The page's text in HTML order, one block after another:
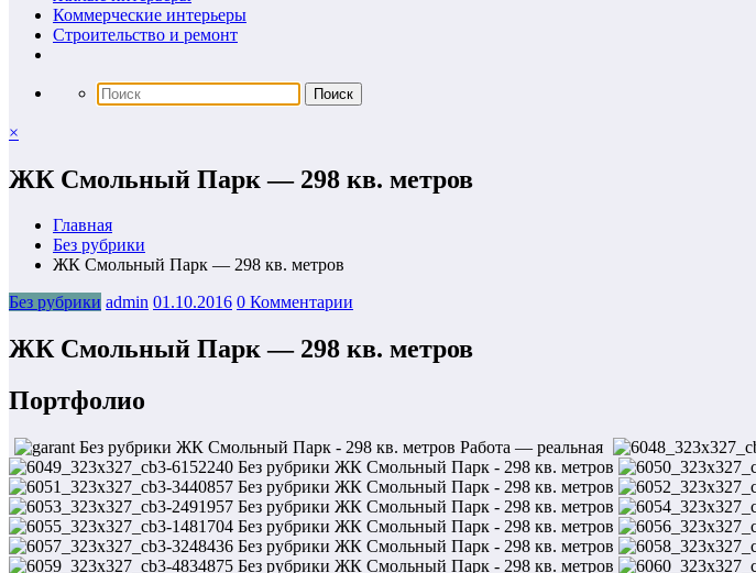
Коммерческие интерьеры
Строительство и ремонт
×
ЖК Смольный Парк — 298 кв. метров
Главная
Без рубрики
ЖК Смольный Парк — 298 кв. метров
Без рубрики admin 01.10.2016 0 Комментарии
ЖК Смольный Парк — 298 кв. метров
Портфолио
Работа — реальная